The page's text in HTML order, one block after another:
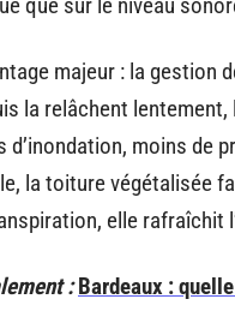
majeur : la gestion
la relâchent
d’inondation, moins de
la toiture végétalisée
elle
: Bardeaux :